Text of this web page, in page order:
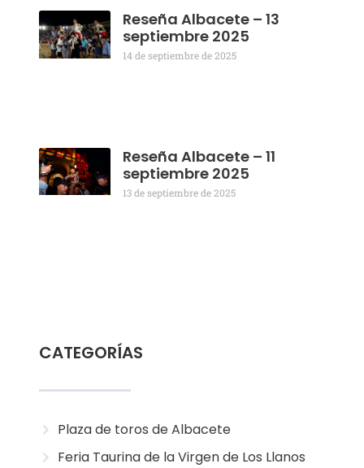
Reseña Albacete – 13
septiembre 2025
14 de septiembre de 2025
Reseña Albacete – 11
septiembre 2025
13 de septiembre de 2025
CATEGORÍAS
Plaza de toros de Albacete
Feria Taurina de la Virgen de Los Llanos